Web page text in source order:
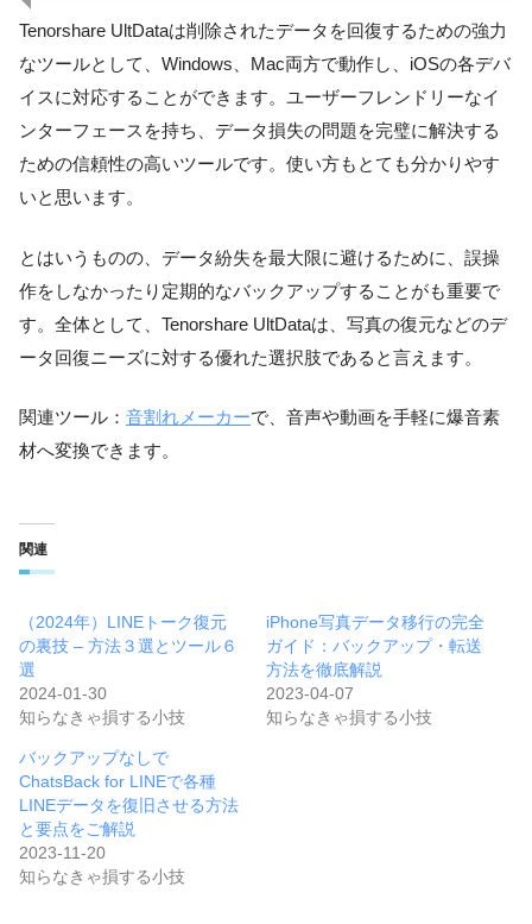
Tenorshare UltDataは削除されたデータを回復するための強力
なツールとして、Windows、Mac両方で動作し、iOSの各デバ
イスに対応することができます。ユーザーフレンドリーなイ
ンターフェースを持ち、データ損失の問題を完璧に解決する
ための信頼性の高いツールです。使い方もとても分かりやす
いと思います。
とはいうものの、データ紛失を最大限に避けるために、誤操
作をしなかったり定期的なバックアップすることがも重要で
す。全体として、Tenorshare UltDataは、写真の復元などのデ
ータ回復ニーズに対する優れた選択肢であると言えます。
関連ツール： 音割れメーカーで、音声や動画を手軽に爆音素
材へ変換できます。
関連
（2024年）LINEトーク復元
の裏技 – 方法３選とツール６
選
2024-01-30
知らなきゃ損する小技
iPhone写真データ移行の完全
ガイド：バックアップ・転送
方法を徹底解説
2023-04-07
知らなきゃ損する小技
バックアップなしで
ChatsBack for LINEで各種
LINEデータを復旧させる方法
と要点をご解説
2023-11-20
知らなきゃ損する小技